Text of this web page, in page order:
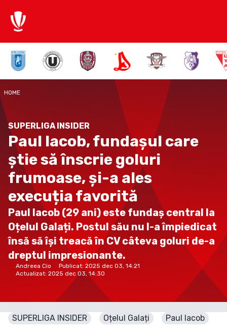
HOME
SUPERLIGA INSIDER
Paul Iacob, fundașul care
știe să înscrie goluri
frumoase, și-a ales
execuția favorită
Paul Iacob (29 ani) este fundaș central la
Oțelul Galați. Postul său nu l-a împiedicat
însă să își treacă în CV câteva goluri de-a
dreptul impresionante.
Andreea Cio Publicat:2025 dec 03, 14:21
Actualizat: 2025 dec 03, 14:30
SUPERLIGA INSIDER Oțelul Galați Paul Iacob